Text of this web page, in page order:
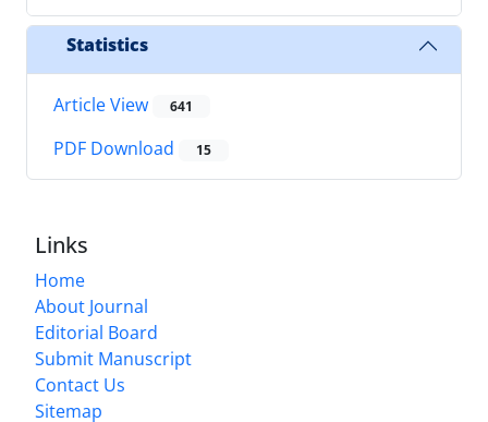
Statistics
Article View 641
PDF Download 15
Links
Home
About Journal
Editorial Board
Submit Manuscript
Contact Us
Sitemap